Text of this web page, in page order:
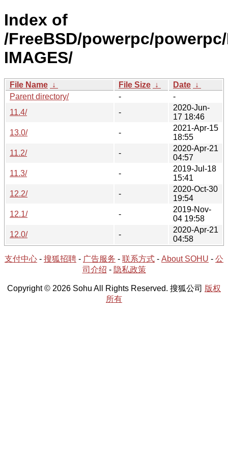
Index of
/FreeBSD/powerpc/
IMAGES/
File Name ↓ File Size ↓ Date ↓
Parent directory/
-
-
11.4/
-
2020-Jun-
17 18:46
13.0/
-
2021-Apr-15
18:55
11.2/
-
2020-Apr-21
04:57
11.3/
-
2019-Jul-18
15:41
12.2/
-
2020-Oct-30
19:54
12.1/
-
2019-Nov-
04 19:58
12.0/
-
2020-Apr-21
04:58
支付中心 - 搜狐招聘 - 广告服务 - 联系方式 - About SOHU - 公
司介绍 - 隐私政策
Copyright © 2026 Sohu All Rights Reserved. 搜狐公司 版权
所有